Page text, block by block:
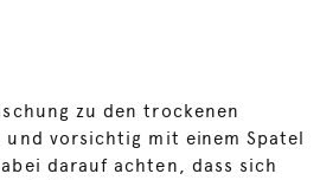
zu den trockenen
und vorsichtig mit einem Spatel
darauf achten, dass sich